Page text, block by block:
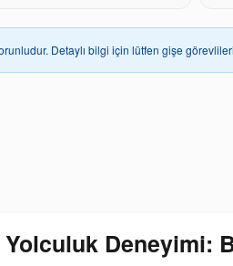
Detaylı bilgi için lütfen gişe
Yolculuk Deneyimi: